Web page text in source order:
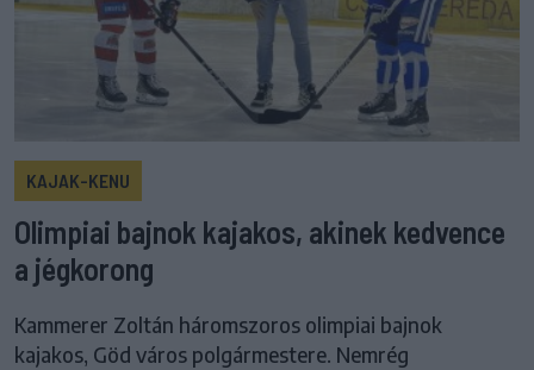
KAJAK-KENU
Olimpiai bajnok kajakos, akinek kedvence
a jégkorong
Kammerer Zoltán háromszoros olimpiai bajnok
kajakos, Göd város polgármestere. Nemrég